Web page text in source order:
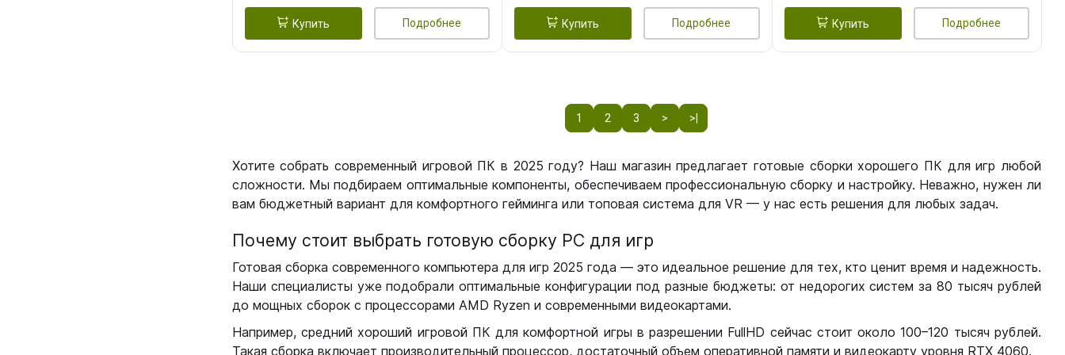
Купить Подробнее Купить Подробнее Купить Подробнее
1 2 3 > >|
Хотите собрать современный игровой ПК в 2025 году? Наш магазин предлагает готовые сборки хорошего ПК для игр любой
сложности. Мы подбираем оптимальные компоненты, обеспечиваем профессиональную сборку и настройку. Неважно, нужен ли
вам бюджетный вариант для комфортного гейминга или топовая система для VR — у нас есть решения для любых задач.
Почему стоит выбрать готовую сборку РС для игр
Готовая сборка современного компьютера для игр 2025 года — это идеальное решение для тех, кто ценит время и надежность.
Наши специалисты уже подобрали оптимальные конфигурации под разные бюджеты: от недорогих систем за 80 тысяч рублей
до мощных сборок с процессорами AMD Ryzen и современными видеокартами.
Например, средний хороший игровой ПК для комфортной игры в разрешении FullHD сейчас стоит около 100–120 тысяч рублей.
Такая сборка включает производительный процессор, достаточный объем оперативной памяти и видеокарту уровня RTX 4060.